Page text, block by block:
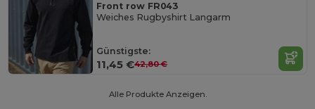
Front row FR043
Weiches Rugbyshirt Langarm
Günstigste:
11,45 €42,80 €
Alle Produkte Anzeigen.